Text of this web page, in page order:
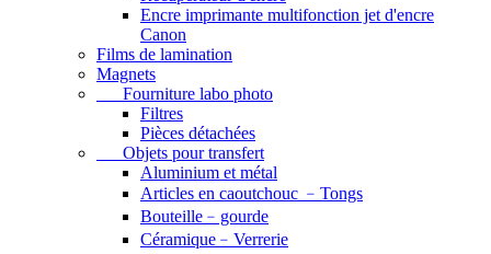
Encre imprimante multifonction jet d'encre
Canon
Films de lamination
Magnets
Fourniture labo photo
Filtres
Pièces détachées
Objets pour transfert
Aluminium et métal
Articles en caoutchouc ﹣Tongs
Bouteille﹣gourde
Céramique﹣Verrerie